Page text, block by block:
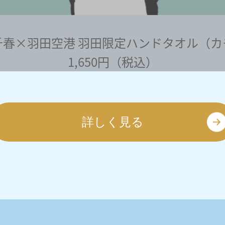
春×羽田空港 羽田限定ハンドタオル（
1,650円（税込）
詳しく見る